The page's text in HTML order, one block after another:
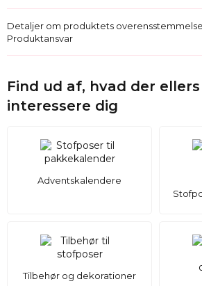
Detaljer om produktets
Produktansvar
Find ud af, hvad der
interessere dig
Adventskalendere
Tilbehør og dekorationer